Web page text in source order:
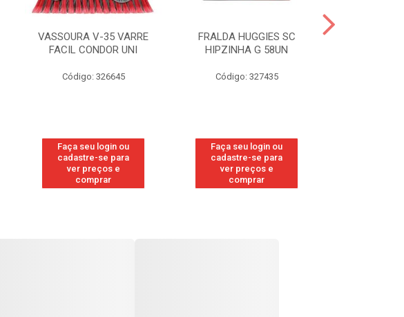
VASSOURA V-35 VARRE
FACIL CONDOR UNI
Código: 326645
Faça seu login ou
cadastre-se para
ver preços e
comprar
FRALDA HUGGIES SC
HIPZINHA G 58UN
Código: 327435
Faça seu login ou
cadastre-se para
ver preços e
comprar